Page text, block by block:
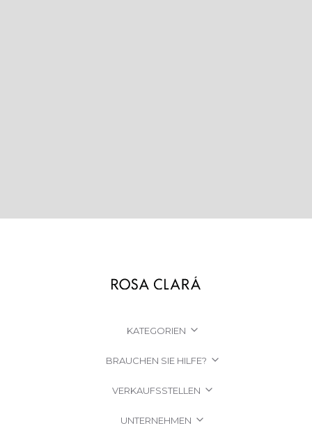
KATEGORIEN
BRAUCHEN SIE HILFE?
VERKAUFSSTELLEN
UNTERNEHMEN